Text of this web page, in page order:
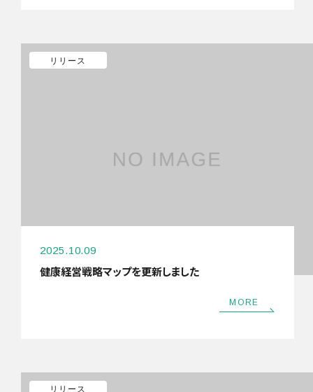
2025.10.09
健康経営戦略マップを更新しました
MORE
リリース
リリース